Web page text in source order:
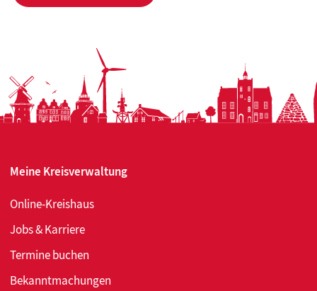
Meine Kreisverwaltung
Online-Kreishaus
Jobs & Karriere
Termine buchen
Bekanntmachungen